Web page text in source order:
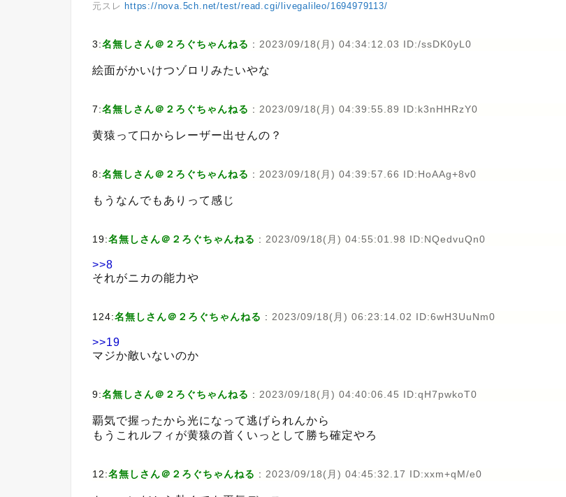
元スレ https://nova.5ch.net/test/read.cgi/livegalileo/1694979113/
3:名無しさん＠２ろぐちゃんねる : 2023/09/18(月) 04:34:12.03 ID:/ssDK0yL0
絵面がかいけつゾロリみたいやな
7:名無しさん＠２ろぐちゃんねる : 2023/09/18(月) 04:39:55.89 ID:k3nHHRzY0
黄猿って口からレーザー出せんの？
8:名無しさん＠２ろぐちゃんねる : 2023/09/18(月) 04:39:57.66 ID:HoAAg+8v0
もうなんでもありって感じ
19:名無しさん＠２ろぐちゃんねる : 2023/09/18(月) 04:55:01.98 ID:NQedvuQn0
>>8
それがニカの能力や
124:名無しさん＠２ろぐちゃんねる : 2023/09/18(月) 06:23:14.02 ID:6wH3UuNm0
>>19
マジか敵いないのか
9:名無しさん＠２ろぐちゃんねる : 2023/09/18(月) 04:40:06.45 ID:qH7pwkoT0
覇気で握ったから光になって逃げられんから
もうこれルフィが黄猿の首くいっとして勝ち確定やろ
12:名無しさん＠２ろぐちゃんねる : 2023/09/18(月) 04:45:32.17 ID:xxm+qM/e0